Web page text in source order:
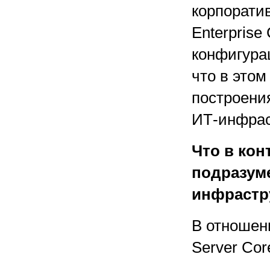
Enterprise
что в
ИТ-
Что в
В
Server